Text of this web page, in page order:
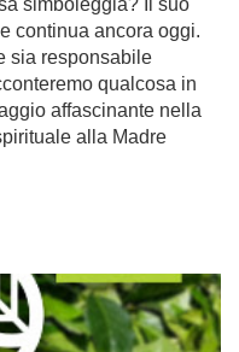
simboleggia? Il suo
continua ancora oggi.
sia responsabile
qualcosa in
affascinante nella
alla Madre